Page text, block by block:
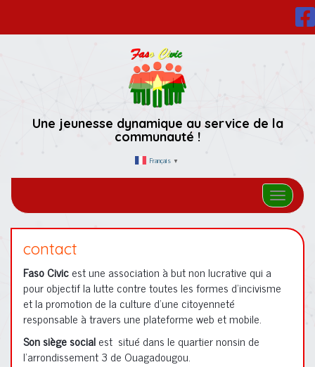
Une jeunesse dynamique au service de la
communauté !
Français ▼
Afficher/
contact
Faso Civicest une association à but non lucrative qui a
pour objectif la lutte contre toutes les formes d’incivisme
et la promotion de la culture d’une citoyenneté
responsable à travers une plateforme web et mobile.
Son siège socialest situé dans le quartier nonsin de
l’arrondissement 3 de Ouagadougou.